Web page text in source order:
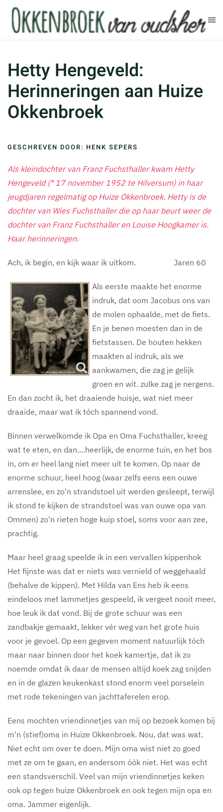
Terug naar hoofdinhoud
Hetty Hengeveld:
Herinneringen aan Huize
Okkenbroek
GESCHREVEN DOOR: HENK SEPERS
Als kleindochter van Franz Fuchsthaller kwam Hetty
Hengeveld (* 17 november 1952 te Hilversum) in haar
jeugdjaren regelmatig op Huize Okkenbroek. Hetty is de
dochter van Wies Fuchsthaller die op haar beurt weer de
dochter van Franz Fuchsthaller en Louise Hoogkamer is.
Haar herinneringen.
Ach, ik begin, en kijk waar ik uitkom. Jaren 60
Als eerste maakte het enorme
indruk, dat oom Jacobus ons van
de molen ophaalde, met de fiets.
En je benen moesten dan in de
fietstassen. De houten hekken
maakten al indruk, als we
aankwamen, die zag je gelijk
groen en wit. zulke zag je nergens.
En dan zocht ik, het draaiende huisje, wat niet meer
draaide, maar wat ik tóch spannend vond.
Binnen verwelkomde ik Opa en Oma Fuchsthaller, kreeg
wat te eten, en dan....heerlijk, de enorme tuin, en het bos
in, om er heel lang niet meer uit te komen. Op naar de
enorme schuur, heel hoog (waar zelfs eens een ouwe
arrenslee, en zo'n strandstoel uit werden gesleept, terwijl
ik stond te kijken de strandstoel was van ouwe opa van
Ommen) zo'n rieten hoge kuip stoel, soms voor aan zee,
prachtig.
Maar heel graag speelde ik in een vervallen kippenhok
Het fijnste was dat er niets was vernield of weggehaald
(behalve de kippen). Met Hilda van Ens heb ik eens
eindeloos met lammetjes gespeeld, ik vergeet nooit meer,
hoe leuk ik dat vond. Bij de grote schuur was een
zandbakje gemaakt, lekker vér weg van het grote huis
voor je gevoel. Op een gegeven moment natuurlijk tóch
maar naar binnen door het koek kamertje, dat ik zo
noemde omdat ik daar de mensen altijd koek zag snijden
en in de glazen keukenkast stond enorm veel porselein
met rode tekeningen van jachttaferelen erop.
Eens mochten vriendinnetjes van mij op bezoek komen bij
m'n (stief)oma in Huize Okkenbroek. Nou, dat was wat.
Niet echt om over te doen. Mijn oma wist niet zo goed
met ze om te gaan, en andersom óók niet. Het was echt
een standsverschil. Veel van mijn vriendinnetjes keken
ook op tegen huize Okkenbroek en ook tegen mijn opa en
oma. Jammer eigenlijk.